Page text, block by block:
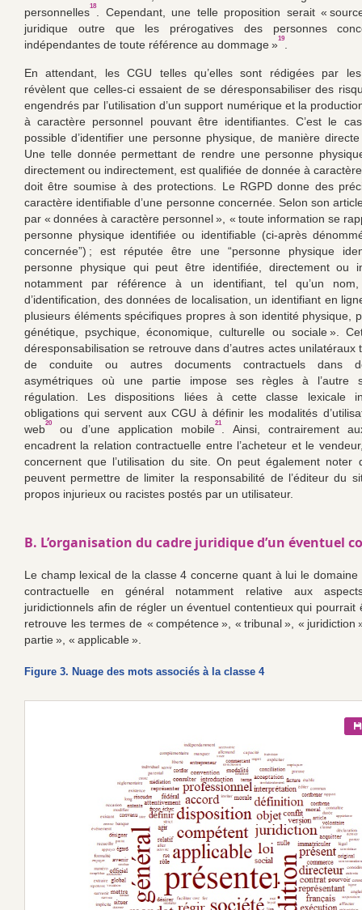
personnelles18. Cependant, une telle proposition serait «
juridique outre que les prérogatives des personnes
indépendantes de toute référence au dommage »19
En attendant, les CGU telles qu’elles sont rédigées par
révèlent que celles-ci essaient de se déresponsabiliser des
engendrés par l’utilisation d’un support numérique et la
à caractère personnel pouvant être identifiantes. C’est le
possible d’identifier une personne physique, de manière
Une telle donnée permettant de rendre une personne
directement ou indirectement, est qualifiée de donnée à
doit être soumise à des protections. Le RGPD donne des
caractère identifiable d’une personne concernée. Selon son
par « données à caractère personnel », « toute information se
personne physique identifiée ou identifiable (ci-après
concernée”) ; est réputée être une “personne physique
personne physique qui peut être identifiée, directement ou
notamment par référence à un identifiant, tel qu’un
d’identification, des données de localisation, un identifiant en
plusieurs éléments spécifiques propres à son identité physique,
génétique, psychique, économique, culturelle ou sociale ».
déresponsabilisation se retrouve dans d’autres actes unilatéraux
de conduite ou autres documents contractuels dans
asymétriques où une partie impose ses règles à l’autre
régulation. Les dispositions liées à cette classe lexicale
obligations qui servent aux CGU à définir les modalités
web20 ou d’une application mobile21. Ainsi, contrairement
encadrent la relation contractuelle entre l’acheteur et le
concernent que l’utilisation du site. On peut également noter
peuvent permettre de limiter la responsabilité de l’éditeur du
propos injurieux ou racistes postés par un utilisateur.
B. L’organisation du cadre juridique d’un éventuel
Le champ lexical de la classe 4 concerne quant à lui le domaine
contractuelle en général notamment relative aux
juridictionnels afin de régler un éventuel contentieux qui pourrait
retrouve les termes de « compétence », « tribunal », « juridiction
partie », « applicable ».
Figure 3. Nuage des mots associés à la classe 4